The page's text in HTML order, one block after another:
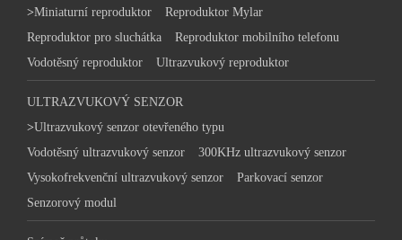
>Miniaturní reproduktor
Reproduktor Mylar
Reproduktor pro sluchátka
Reproduktor mobilního telefonu
Vodotěsný reproduktor
Ultrazvukový reproduktor
ULTRAZVUKOVÝ SENZOR
>Ultrazvukový senzor otevřeného typu
Vodotěsný ultrazvukový senzor
300KHz ultrazvukový senzor
Vysokofrekvenční ultrazvukový senzor
Parkovací senzor
Senzorový modul